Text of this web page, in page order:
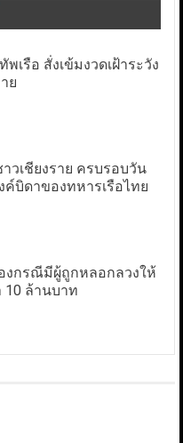
เรือ สั่งเข้มงวดเฝ้าระวัง
ย
วเชียงราย ครบรอบวัน
ค์บิดาของทหารเรือไทย
งกรณีมีผู้ถูกหลอกลวงให้
10 ล้านบาท